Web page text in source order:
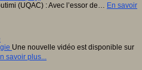
(UQAC) : Avec l’essor de… En savoir
Une nouvelle vidéo est disponible sur
savoir plus...